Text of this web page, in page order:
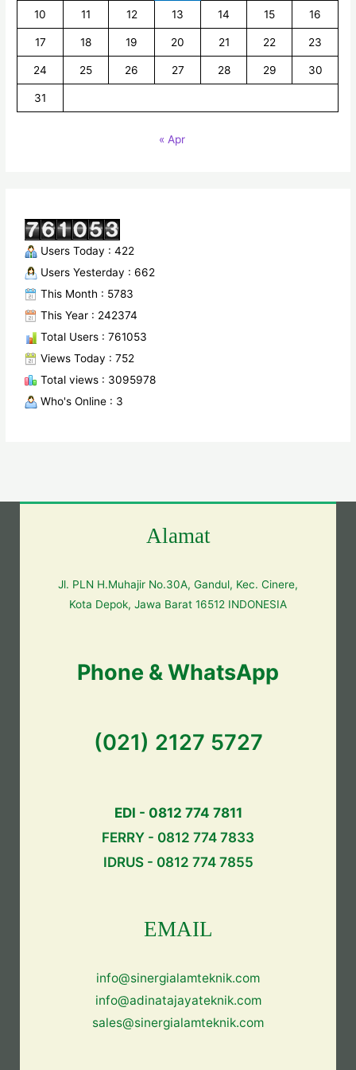
10 11 12 13 14 15 16
17 18 19 20 21 22 23
24 25 26 27 28 29 30
31
« Apr
Users Today : 422
Users Yesterday : 662
This Month : 5783
This Year : 242374
Total Users : 761053
Views Today : 752
Total views : 3095978
Who's Online : 3
Alamat
Jl. PLN H.Muhajir No.30A, Gandul, Kec. Cinere,
Kota Depok, Jawa Barat 16512 INDONESIA
Phone & WhatsApp
(021) 2127 5727
EDI - 0812 774 7811
FERRY - 0812 774 7833
IDRUS - 0812 774 7855
EMAIL
info@sinergialamteknik.com
info@adinatajayateknik.com
sales@sinergialamteknik.com